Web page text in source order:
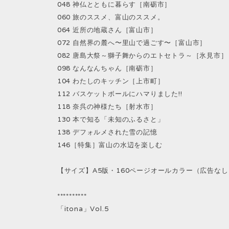
048 神仏とともに暮らす［南砺市］
060 旅のススメ、富山のススメ。
064 近所の地蔵さん［富山市］
072 自然界の麓へ〜里山で過ごす〜［富山市］
082 唐島大祭～獅子舞からのエトセトラ～［氷見市］
098 なんなんちゃん［南砺市］
104 わたしのキッチン［上市町］
112 バスケットボールにハマりました!!
118 奈呉の神様たち［射水市］
130 本で知る「未知のふるさと」
138 デフォルメされた雪の記憶
146［特集］富山の水辺を楽しむ
【サイズ】A5版・160ページオールカラー（広告な
**********
「itona」Vol.5